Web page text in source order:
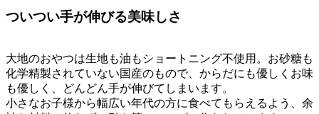
ついつい手が伸びる美味しさ
大地のおやつは生地も油もショートニング不使用。お砂糖も
化学精製されていない国産のもので、からだにも優しくお味
も優しく、どんどん手が伸びてしまいます。
小さなお子様から幅広い年代の方に食べてもらえるよう、余